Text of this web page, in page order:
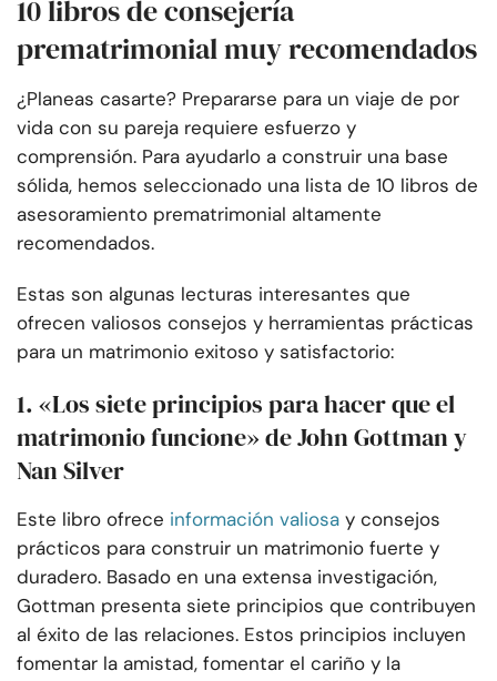
10 libros de consejería
prematrimonial muy recomendados
¿Planeas casarte? Prepararse para un viaje de por
vida con su pareja requiere esfuerzo y
comprensión. Para ayudarlo a construir una base
sólida, hemos seleccionado una lista de 10 libros de
asesoramiento prematrimonial altamente
recomendados.
Estas son algunas lecturas interesantes que
ofrecen valiosos consejos y herramientas prácticas
para un matrimonio exitoso y satisfactorio:
1. «Los siete principios para hacer que el
matrimonio funcione» de John Gottman y
Nan Silver
Este libro ofrece información valiosa y consejos
prácticos para construir un matrimonio fuerte y
duradero. Basado en una extensa investigación,
Gottman presenta siete principios que contribuyen
al éxito de las relaciones. Estos principios incluyen
fomentar la amistad, fomentar el cariño y la